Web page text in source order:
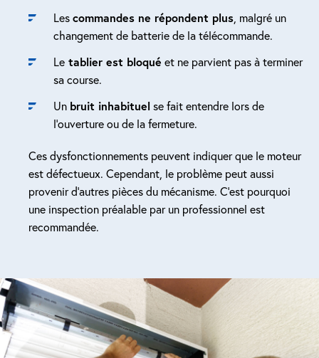
Lescommandes ne répondent plus , malgré un
changement de batterie de la télécommande.
Le tablier est bloqué et ne parvient pas à terminer
sa course.
Un bruit inhabituel se fait entendre lors de
l’ouverture ou de la fermeture.
Ces dysfonctionnements peuvent indiquer que le moteur
est défectueux. Cependant, le problème peut aussi
provenir d’autres pièces du mécanisme. C’est pourquoi
une inspection préalable par un professionnel est
recommandée.